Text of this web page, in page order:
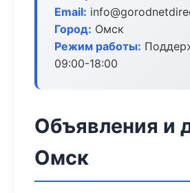
Email:
Город: Омск
Режим работы:
09:00-18:00
Объявления и
Омск